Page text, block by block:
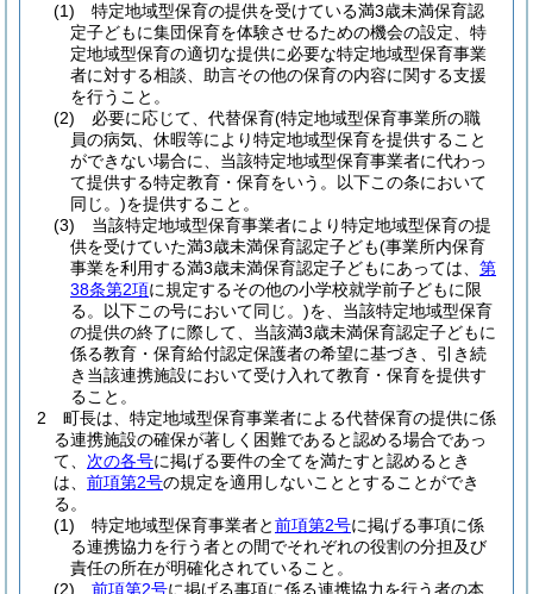
(1)
特定地域型保育の提供を受けている満3歳未満保育認
定子どもに集団保育を体験させるための機会の設定、特
定地域型保育の適切な提供に必要な特定地域型保育事業
者に対する相談、助言その他の保育の内容に関する支援
を行うこと。
(2)
必要に応じて、代替保育(特定地域型保育事業所の職
員の病気、休暇等により特定地域型保育を提供すること
ができない場合に、当該特定地域型保育事業者に代わっ
て提供する特定教育・保育をいう。以下この条において
同じ。)を提供すること。
(3)
当該特定地域型保育事業者により特定地域型保育の提
供を受けていた満3歳未満保育認定子ども(事業所内保育
事業を利用する満3歳未満保育認定子どもにあっては、 第
38条第2項に規定するその他の小学校就学前子どもに限
る。以下この号において同じ。)を、当該特定地域型保育
の提供の終了に際して、当該満3歳未満保育認定子どもに
係る教育・保育給付認定保護者の希望に基づき、引き続
き当該連携施設において受け入れて教育・保育を提供す
ること。
2
町長は、特定地域型保育事業者による代替保育の提供に係
る連携施設の確保が著しく困難であると認める場合であっ
て、 次の各号に掲げる要件の全てを満たすと認めるとき
は、 前項第2号の規定を適用しないこととすることができ
る。
(1)
特定地域型保育事業者と前項第2号に掲げる事項に係
る連携協力を行う者との間でそれぞれの役割の分担及び
責任の所在が明確化されていること。
(2)
前項第2号に掲げる事項に係る連携協力を行う者の本